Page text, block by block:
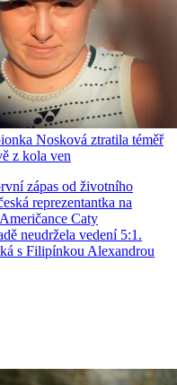
Nosková ztratila téměř
z kola ven
zápas od životního
reprezentantka na
Caty
neudržela vedení 5:1.
s Filipínkou Alexandrou